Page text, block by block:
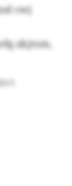
cwj
zkjrsm,
1